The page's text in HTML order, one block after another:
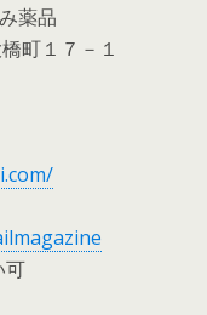
薬品
町１７－１
可